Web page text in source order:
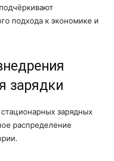
подхода к экономике и
зарядки
зарядных
распределение